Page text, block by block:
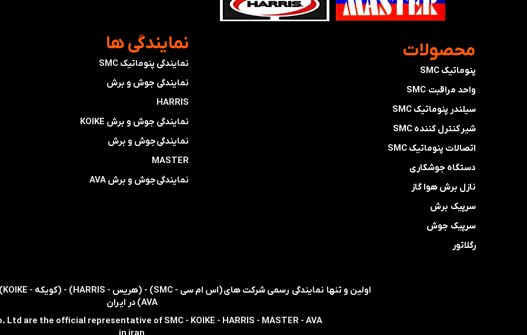
​محصولات
پنوماتیک SMC
واحد مراقبت SMC
سیلندر پنوماتیک SMC
شیر کنترل کننده SMC
اتصالات پنوماتیک SMC
دستگاه جوشکاری
نازل برش هوا گاز
سرپیک برش
سرپیک جوش
رگلاتور
​نمایندگی ها
نمایندگی پنوماتیک SMC
​​​​​​​نمایندگی جوش و برش
HARRIS
​​​​نمایندگی ​​​ جوش و برش KOIKE
​​​​نمایندگیجوش و برش
MASTER
​​​​نمایندگی​​​​​​​جوش و برش AVA
AVA) در ایران
Ltd are the official representative of SMC - KOIKE - HARRIS - MASTER - AVA